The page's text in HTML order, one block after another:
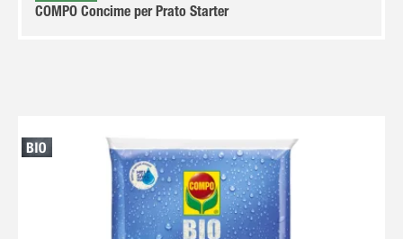
COMPO Concime per Prato Starter